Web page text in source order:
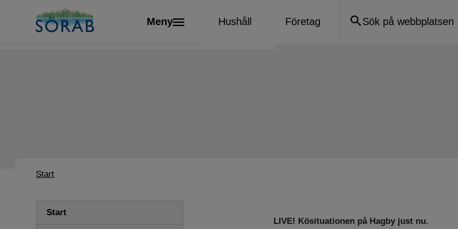
Meny Hushåll Företag
Webbkamera Hagby
Start
Start
LIVE! Kösituationen på Hagby just nu.